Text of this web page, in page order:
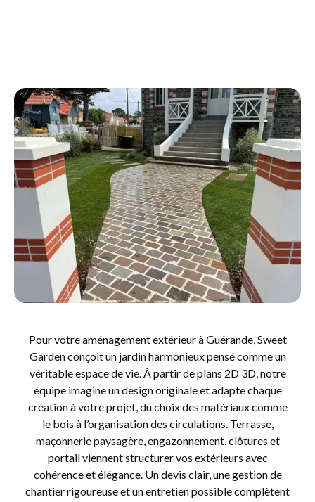
Pour votre aménagement extérieur à Guérande, Sweet
Garden conçoit un jardin harmonieux pensé comme un
véritable espace de vie. À partir de plans 2D 3D, notre
équipe imagine un design originale et adapte chaque
création à votre projet, du choix des matériaux comme
le bois à l’organisation des circulations. Terrasse,
maçonnerie paysagère, engazonnement, clôtures et
portail viennent structurer vos extérieurs avec
cohérence et élégance. Un devis clair, une gestion de
chantier rigoureuse et un entretien possible complètent